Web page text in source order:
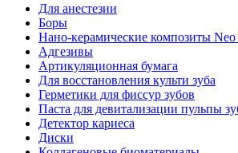
Для анестезии
Боры
Нано-керамические композиты Neo
Адгезивы
Артикуляционная бумага
Для восстановления культи зуба
Герметики для фиссур зубов
Паста для девитализации пульпы
Детектор кариеса
Диски